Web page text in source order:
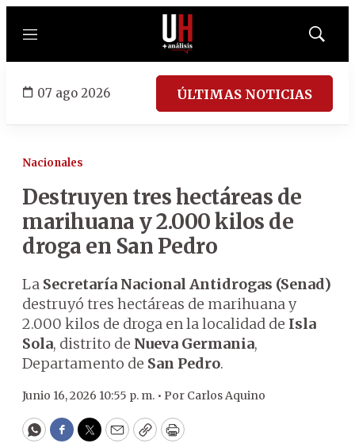
Menú
Mostrar
07 ago 2026 ÚLTIMAS NOTICIAS
Nacionales
Destruyen tres hectáreas de
marihuana y 2.000 kilos de
droga en San Pedro
La Secretaría Nacional Antidrogas (Senad)
destruyó tres hectáreas de marihuana y
2.000 kilos de droga en la localidad de Isla
Sola, distrito de Nueva Germania,
Departamento de San Pedro.
Junio 16, 2026 10:55 p. m. • Por Carlos Aquino
WhatsApp
Facebook
Twitter
EmailCopyPrint